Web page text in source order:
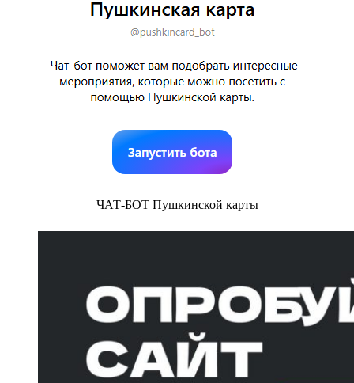
ЧАТ-БОТ Пушкинской карты